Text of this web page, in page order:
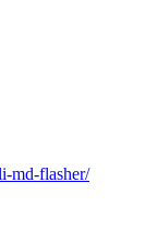
md-flasher/